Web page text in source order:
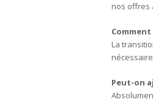
nos offres
La
Peut-on